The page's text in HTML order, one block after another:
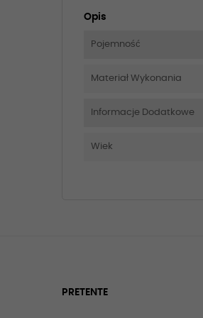
Opis
Pojemność
Materiał Wykonania
Informacje Dodatkowe
Wiek
PRETENTE